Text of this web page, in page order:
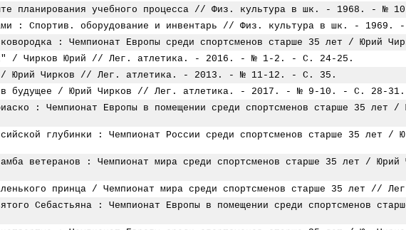
планирования учебного процесса // Физ. культура в шк. - 1968. - №
: Спортив. оборудование и инвентарь // Физ. культура в шк. -
: Чемпионат Европы среди спортсменов старше 35 лет /
/ Чирков Юрий // Лег. атлетика. - 2016. - № 1-2. - С. 24-25.
/ Юрий Чирков // Лег. атлетика. - 2013. - № 11-12. - С. 35.
в будущее / Юрий Чирков // Лег. атлетика. - 2017. - № 9-10. - С. 28-31.
: Чемпионат Европы в помещении среди спортсменов старше
глубинки : Чемпионат России среди спортсменов старше 35
ветеранов : Чемпионат мира среди спортсменов старше 35 лет /
принца / Чемпионат мира среди спортсменов старше 35 лет
Себастьяна : Чемпионат Европы в помещении среди спортсменов